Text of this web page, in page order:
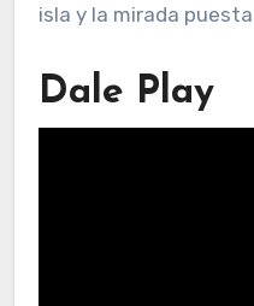
isla y la mirada
Dale Play